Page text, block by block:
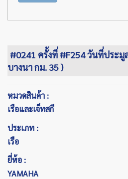
#0241 ครั้งที่ #F254 วันที่ประ
บางนา กม. 35 )
หมวดสินค้า :
เรือและเจ็ทสกี
ประเภท :
เรือ
ยี่ห้อ :
YAMAHA